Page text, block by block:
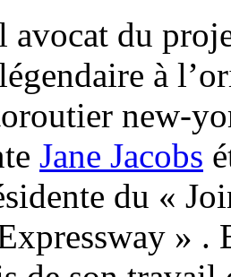
avocat du
à
new-
Jane Jacobs
du «
» .